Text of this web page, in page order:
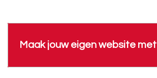
Maak jouw eigen website met